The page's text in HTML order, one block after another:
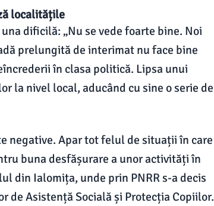
localitățile
dificilă: „Nu se vede foarte bine. Noi
prelungită de interimat nu face bine
în clasa politică. Lipsa unui
la nivel local, aducând cu sine o serie de
negative. Apar tot felul de situații în care
buna desfășurare a unor activități în
din Ialomița, unde prin PNRR s-a decis
Asistență Socială și Protecția Copiilor.